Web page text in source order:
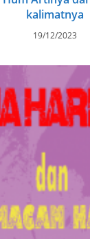
kalimatnya
19/12/2023